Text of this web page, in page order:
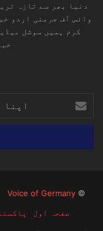
دنیا بھر سے تازہ
وائس آف جرمنی اردو
کرم ہمیں سوشل
ای
میل
پتا
© Copyright 2026, All Rights Reserved |
Voice of Germany
صفحہ اول